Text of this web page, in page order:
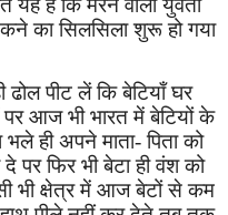
यह है कि मरने वाली युवती
का सिलसिला शुरू हो गया
पीट लें कि बेटियाँ घर
पर आज भी भारत में बेटियों के
ही अपने माता- पिता को
पर फिर भी बेटा ही वंश को
भी क्षेत्र में आज बेटों से कम